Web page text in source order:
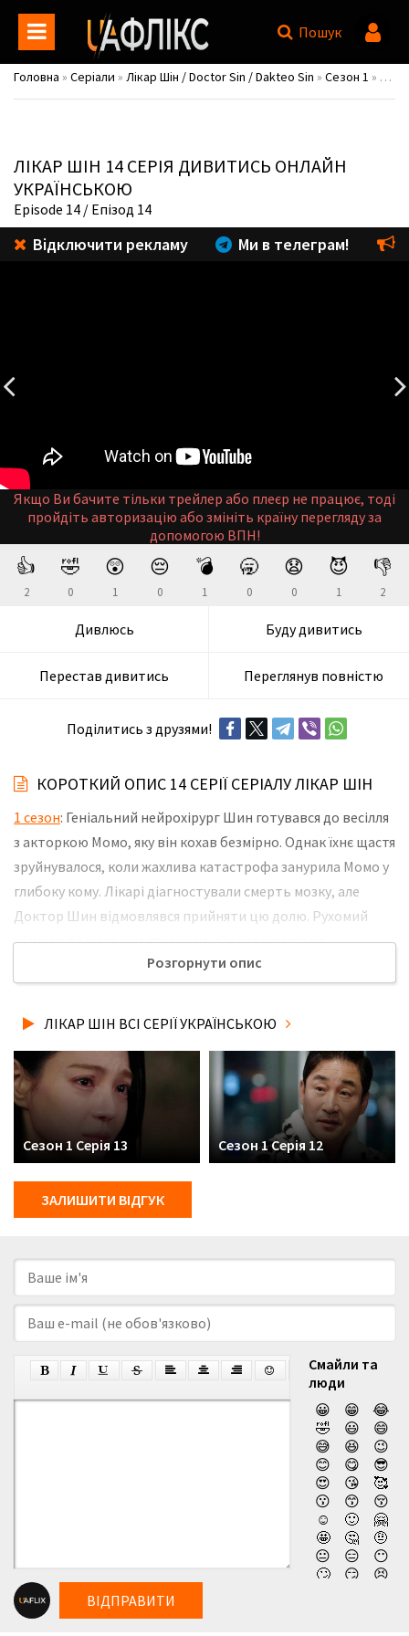
Пошук
Головна » Серіали » Лікар Шін / Doctor Sin / Dakteo Sin » Сезон 1 » 1 сезон 14 серія
ЛІКАР ШІН 14 СЕРІЯ ДИВИТИСЬ ОНЛАЙН
УКРАЇНСЬКОЮ
Episode 14 / Епізод 14
Відключити рекламу Ми в телеграм!
Якщо Ви бачите тільки трейлер або плеєр не працює, тоді
пройдіть авторизацію або змініть країну перегляду за
допомогою ВПН!
👍
2
🤣
0
😲
1
😔
0
💣
1
🥱
0
😧
0
😈
1
👎
2
Дивлюсь Буду дивитись
Перестав дивитись Переглянув повністю
Поділитись з друзями!
КОРОТКИЙ ОПИС 14 СЕРІЇ СЕРІАЛУ ЛІКАР ШІН
1 сезон: Геніальний нейрохірург Шин готувався до весілля
з акторкою Момо, яку він кохав безмірно. Однак їхнє щастя
зруйнувалося, коли жахлива катастрофа занурила Момо у
глибоку кому. Лікарі діагностували смерть мозку, але
Доктор Шин відмовлявся прийняти цю долю. Рухомий
відчаєм та шаленим коханням, він наважився на
неймовірний крок. Шин спланував та провів
забудьте розповісти друзям, де Ви дивились нову 14 серію
та з українськими субтитрами!
Розгорнути опис
ЛІКАР ШІН ВСІ СЕРІЇ УКРАЇНСЬКОЮ
Сезон 1 Серія 13 Сезон 1 Серія 12
ЗАЛИШИТИ ВІДГУК
Смайли та
люди
😀
😁
😂
🤣
😃
😄
😅
😆
😉
😊
😋
😎
😍
😘
🥰
😗
😙
😚
☺️
🙂
🤗
🤩
🤔
🤨
😐
😑
😶
🙄
😏
😣
ВІДПРАВИТИ